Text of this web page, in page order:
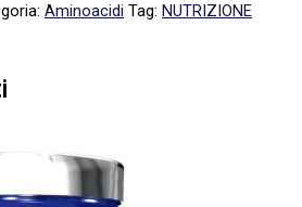
Aminoacidi Tag: NUTRIZIONE